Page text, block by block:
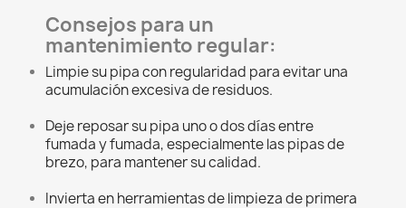
Consejos para un
mantenimiento regular:
Limpie su pipa con regularidad para evitar una
acumulación excesiva de residuos.
Deje reposar su pipa uno o dos días entre
fumada y fumada, especialmente las pipas de
brezo, para mantener su calidad.
Invierta en herramientas de limpieza de primera